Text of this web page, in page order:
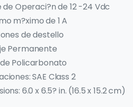
de Operaci?n de 12 -24 Vdc
m?ximo de 1 A
de destello
Permanente
Policarbonato
SAE Class 2
6.0 x 6.5? in. (16.5 x 15.2 cm)